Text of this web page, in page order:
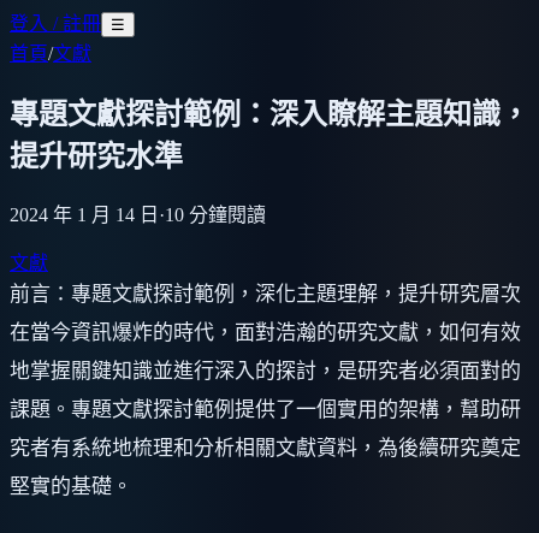
登入 / 註冊 ☰
首頁/文獻
專題文獻探討範例：深入瞭解主題知識，
提升研究水準
2024 年 1 月 14 日 ·10 分鐘閱讀
文獻
前言：專題文獻探討範例，深化主題理解，提升研究層次
在當今資訊爆炸的時代，面對浩瀚的研究文獻，如何有效
地掌握關鍵知識並進行深入的探討，是研究者必須面對的
課題。專題文獻探討範例提供了一個實用的架構，幫助研
究者有系統地梳理和分析相關文獻資料，為後續研究奠定
堅實的基礎。